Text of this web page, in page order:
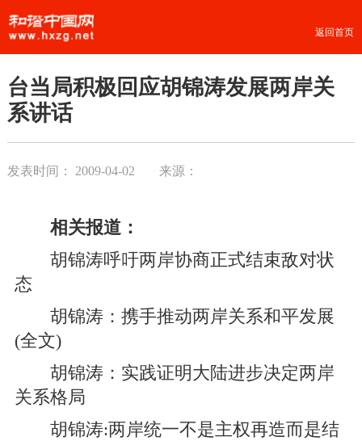
返回首页
台当局积极回应胡锦涛发展两岸关
系讲话
发表时间： 2009-04-02 来源：
相关报道：
胡锦涛呼吁两岸协商正式结束敌对状
态
胡锦涛：携手推动两岸关系和平发展
(全文)
胡锦涛：实践证明大陆进步决定两岸
关系格局
胡锦涛:两岸统一不是主权再造而是结